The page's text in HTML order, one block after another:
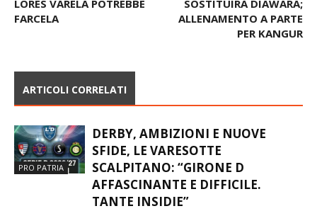
LORES VARELA POTREBBE
FARCELA
SOSTITUIRÀ DIAWARA;
ALLENAMENTO A PARTE
PER KANGUR
ARTICOLI CORRELATI
PRO PATRIA
DERBY, AMBIZIONI E NUOVE
SFIDE, LE VARESOTTE
SCALPITANO: “GIRONE D
AFFASCINANTE E DIFFICILE.
TANTE INSIDIE”